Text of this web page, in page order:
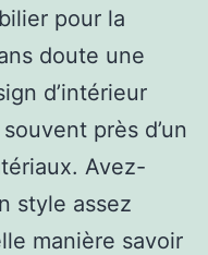
pour la
doute une
d’intérieur
près d’un
Avez-
style assez
manière savoir